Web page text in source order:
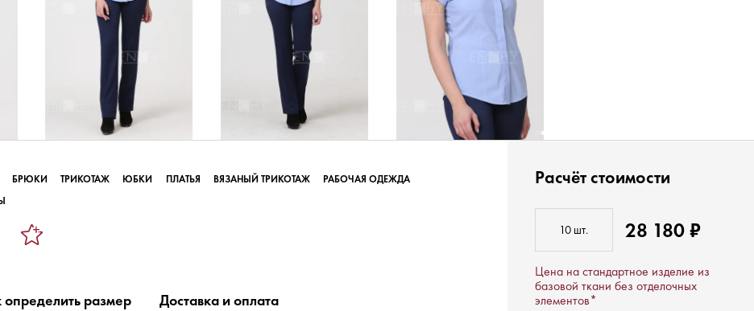
БРЮКИ ТРИКОТАЖ ЮБКИ ПЛАТЬЯ ВЯЗАНЫЙ ТРИКОТАЖ
РАБОЧАЯ ОДЕЖДА
определить размер Доставка и оплата
Расчёт стоимости
28 180 ₽
Цена на стандартное изделие из
базовой ткани без отделочных
элементов*